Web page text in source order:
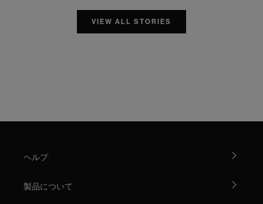
VIEW ALL STORIES
ヘルプ
製品について